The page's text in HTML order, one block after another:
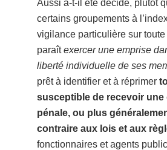
Aussi a-t-il été décidé, plutôt
certains groupements à
vigilance particulière sur
paraîtexercer une emprise
liberté individuelle de ses
prêt à identifier et à réprimer
susceptible de recevoir une
pénale, ou plus
contraire aux lois et aux
fonctionnaires et agents